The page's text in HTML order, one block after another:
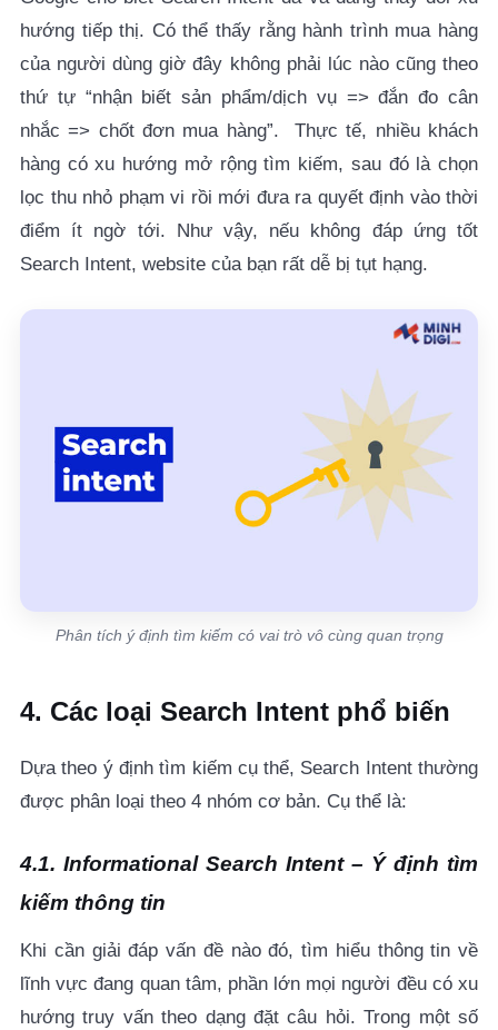
hướng tiếp thị. Có thể thấy rằng hành trình mua hàng
của người dùng giờ đây không phải lúc nào cũng theo
thứ tự “nhận biết sản phẩm/dịch vụ => đắn đo cân
nhắc => chốt đơn mua hàng”. Thực tế, nhiều khách
hàng có xu hướng mở rộng tìm kiếm, sau đó là chọn
lọc thu nhỏ phạm vi rồi mới đưa ra quyết định vào thời
điểm ít ngờ tới. Như vậy, nếu không đáp ứng tốt
Search Intent, website của bạn rất dễ bị tụt hạng.
Phân tích ý định tìm kiếm có vai trò vô cùng quan trọng
4. Các loại Search Intent phổ biến
Dựa theo ý định tìm kiếm cụ thể, Search Intent thường
được phân loại theo 4 nhóm cơ bản. Cụ thể là:
4.1. Informational Search Intent – Ý định tìm
kiếm thông tin
Khi cần giải đáp vấn đề nào đó, tìm hiểu thông tin về
lĩnh vực đang quan tâm, phần lớn mọi người đều có xu
hướng truy vấn theo dạng đặt câu hỏi. Trong một số